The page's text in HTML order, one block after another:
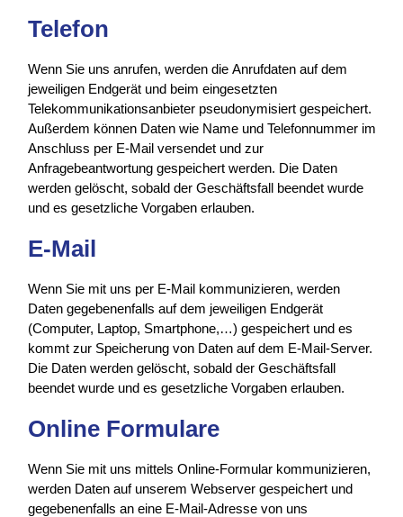
Telefon
Wenn Sie uns anrufen, werden die Anrufdaten auf dem
jeweiligen Endgerät und beim eingesetzten
Telekommunikationsanbieter pseudonymisiert gespeichert.
Außerdem können Daten wie Name und Telefonnummer im
Anschluss per E-Mail versendet und zur
Anfragebeantwortung gespeichert werden. Die Daten
werden gelöscht, sobald der Geschäftsfall beendet wurde
und es gesetzliche Vorgaben erlauben.
E-Mail
Wenn Sie mit uns per E-Mail kommunizieren, werden
Daten gegebenenfalls auf dem jeweiligen Endgerät
(Computer, Laptop, Smartphone,…) gespeichert und es
kommt zur Speicherung von Daten auf dem E-Mail-Server.
Die Daten werden gelöscht, sobald der Geschäftsfall
beendet wurde und es gesetzliche Vorgaben erlauben.
Online Formulare
Wenn Sie mit uns mittels Online-Formular kommunizieren,
werden Daten auf unserem Webserver gespeichert und
gegebenenfalls an eine E-Mail-Adresse von uns